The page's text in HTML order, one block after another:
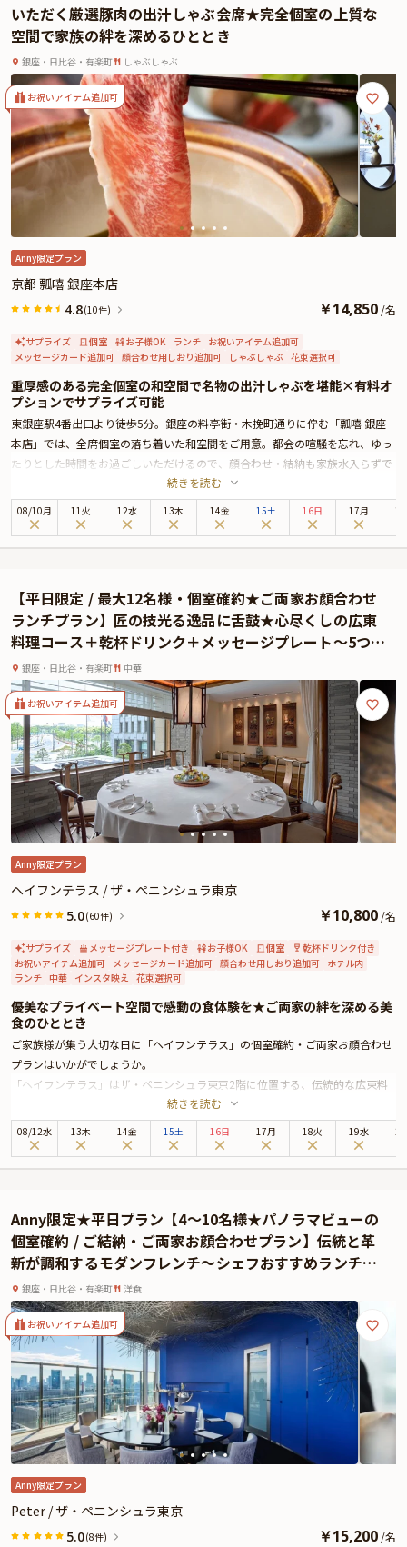
感を刺激する至高の美食体験をお約束いたします。
ご両家お顔合わせプランでは、こだわりの特選食材を使用したランチコースを
ご用意しております。さらに本プランでは、お好きなドリンクをおひとり様に
つき一杯と、メッセージプレートを特典としてご用意しております。記憶に残
る素敵な日を「ヘイフンテラス」で心ゆくまでお過ごしください。
※有料オプションで、ザ・ペニンシュラ東京特製ケーキやAnny限定の記念ギフ
ト、カスタマイズ可能なご両家お顔合わせ用しおりなどをお付けすることがで
きます。
いただく厳選豚肉の出汁しゃぶ会席★完全個室の上質な
空間で家族の絆を深めるひととき
銀座・日比谷・有楽町 しゃぶしゃぶ
お祝いアイテム追加可
Anny限定プラン
京都 瓢嘻 銀座本店
4.8(10件) ￥14,850 /名
サプライズ 個室 お子様OK ランチ お祝いアイテム追加可
メッセージカード追加可 顔合わせ用しおり追加可 しゃぶしゃぶ 花束選択可
重厚感のある完全個室の和空間で名物の出汁しゃぶを堪能×有料オ
プションでサプライズ可能
東銀座駅4番出口より徒歩5分。銀座の料亭街・木挽町通りに佇む「瓢嘻 銀座
本店」では、全席個室の落ち着いた和空間をご用意。都会の喧騒を忘れ、ゆっ
たりとした時間をお過ごしいただけるので、顔合わせ・結納も家族水入らずで
メインとなるお食事は厳選豚肉のしゃぶしゃぶ。しゃぶしゃぶの付けだれとい
えばポン酢が定番ですが、当店では京都の伝統から生まれた特製のお出汁でお
いている名物「出汁しゃぶ」をぜひご堪能ください。
さらに本プランでは、有料オプションで、顔合わせのお席にぴったりな花束・
ギフト・カスタマイズ可能なメッセージカードなどをお付けすることが出来ま
す。メッセージカードは着席時に、花束やギフトはデザートタイムにご予約主
様にお渡し致しますので、サプライズにお役立てください。詳しくは本ページ
中段の「お祝いアイテム」の欄で、選んで頂けます。
また当店では、お客様一人ひとりに寄り添ったお食事をご提供しております。
アレルギーや宗教上の理由、お苦手な食材がある場合は、お気軽にご相談くだ
さい。コース料理の内容を変更し、ご満足いただけるお食事をご用意いたしま
す。更にヴィーガン専用コースに加え、外国語メニューもご用意。英語対応可
能なスタッフが簡単なご案内をいたします。海外からのお客様との会食やおも
てなしにも、安心してご利用くださいませ。
ご家族様でゆっくりとお食事の出来る当店で、記念となる日を心ゆくまでご堪
能ください。
続きを読む
08/10月 11火 12水 13木 14金 15土 16日 17月
【平日限定 / 最大12名様・個室確約★ご両家お顔合わせ
ランチプラン】匠の技光る逸品に舌鼓★心尽くしの広東
料理コース＋乾杯ドリンク＋メッセージプレート〜5つ星
ホテル★ザ・ペニンシュラ東京
銀座・日比谷・有楽町 中華
お祝いアイテム追加可
Anny限定プラン
ヘイフンテラス / ザ・ペニンシュラ東京
5.0(60件) ￥10,800 /名
サプライズ メッセージプレート付き お子様OK 個室
乾杯ドリンク付き
お祝いアイテム追加可 メッセージカード追加可 顔合わせ用しおり追加可 ホテル内
ランチ 中華 インスタ映え 花束選択可
優美なプライベート空間で感動の食体験を★ご両家の絆を深める美
食のひととき
ご家族様が集う大切な日に「ヘイフンテラス」の個室確約・ご両家お顔合わせ
プランはいかがでしょうか。
「ヘイフンテラス」はザ・ペニンシュラ東京2階に位置する、伝統的な広東料
理を楽しめるレストランです。中国江蘇省の蘇州の古典庭園をイメージした趣
ある店内で、特別なひとときをお寛ぎください。ザ・ペニンシュラ東京は、皇
居外苑と日比谷公園に面しており、銀座までは徒歩圏内と最高のロケーション
美味しさ。素材の魅力を最大限に引き出す匠の技を存分にご堪能ください。五
感を刺激する至高の美食体験をお約束いたします。
ご両家お顔合わせプランでは、こだわりの特選食材を使用したランチコースを
ご用意しております。5つ星ホテルならではの最高のおもてなしと共に、特別
なひとときをお過ごしください。さらに本プランでは、お好きなドリンクをお
ひとり様につき一杯と、メッセージプレートを特典としてご用意しておりま
す。記憶に残る素敵な日を「ヘイフンテラス」で心ゆくまでお過ごしくださ
い。
※有料オプションで、ザ・ペニンシュラ東京特製ケーキやAnny限定の記念ギフ
ト、カスタマイズ可能なご両家お顔合わせ用しおりなどをお付けすることがで
きます。
続きを読む
08/12水 13木 14金 15土 16日 17月 18火 19水
Anny限定★平日プラン【4〜10名様★パノラマビューの
個室確約 / ご結納・ご両家お顔合わせプラン】伝統と革
新が調和するモダンフレンチ〜シェフおすすめランチコ
ース全4品＋乾杯シャンパン★ハレの日を彩る贅沢な食体
験〜5つ星ホテル★ザ・ペニンシュラ東京
銀座・日比谷・有楽町 洋食
お祝いアイテム追加可
Anny限定プラン
Peter / ザ・ペニンシュラ東京
5.0(8件) ￥15,200 /名